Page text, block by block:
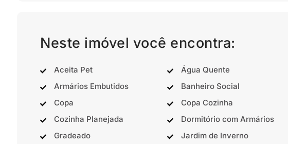
Neste imóvel você encontra:
Aceita Pet Água Quente
Armários Embutidos
Banheiro Social
Copa
Copa Cozinha
Cozinha Planejada
Dormitório com Armários
Gradeado
Jardim de Inverno